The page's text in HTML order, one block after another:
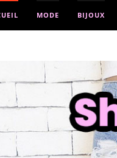
MODE BIJOUX